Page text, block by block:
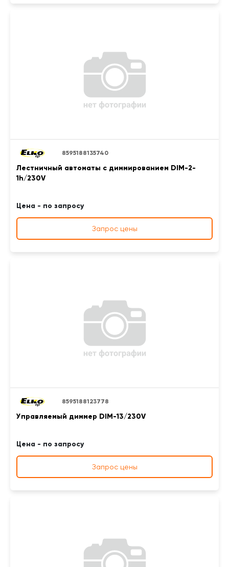
8595188135740
Лестничный автоматы с диммированием DIM-2-
1h/230V
Цена - по запросу
Запрос цены
8595188123778
Управляемый диммер DIM-13/230V
Цена - по запросу
Запрос цены